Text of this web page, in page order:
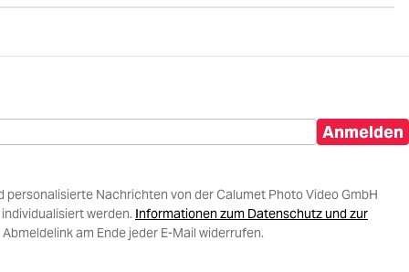
Anmelden
Nachrichten von der Calumet Photo Video GmbH
werden. Informationen zum Datenschutz und zur
am Ende jeder E-Mail widerrufen.